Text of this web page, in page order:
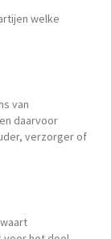
welke
van
daarvoor
verzorger of